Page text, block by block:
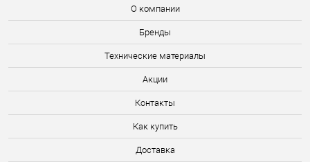
О компании
Бренды
Технические материалы
Акции
Контакты
Как купить
Доставка